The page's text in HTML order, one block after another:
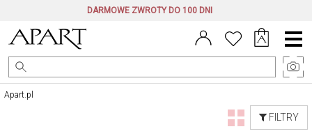
DARMOWE ZWROTY DO 100 DNI
Menu
główne
Apart.pl
FILTRY